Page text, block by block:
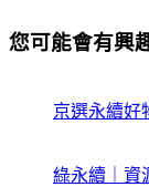
您可能會有興
京選永續好
綠永續｜資